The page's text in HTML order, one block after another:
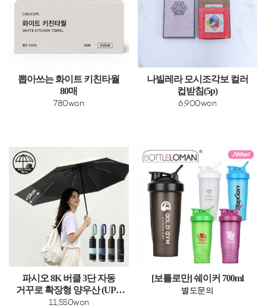
뽑아쓰는 화이트 키친타월
80매
780won
나빌레라 모시조각보 컬러
컵받침(5p)
6,900won
파시오 8K 버클 3단 자동
거꾸로 확장형 양우산 (UPF
50+)
11,550won
[보틀로만] 쉐이커 700ml
별도문의